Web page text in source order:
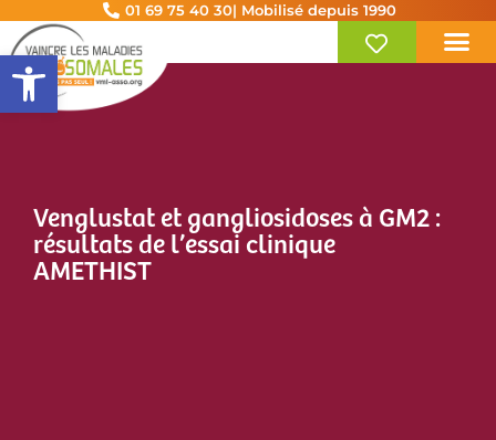
Ouvrir la barre d’outils
01 69 75 40 30| Mobilisé depuis 1990
Venglustat et gangliosidoses à GM2 :
résultats de l’essai clinique
AMETHIST